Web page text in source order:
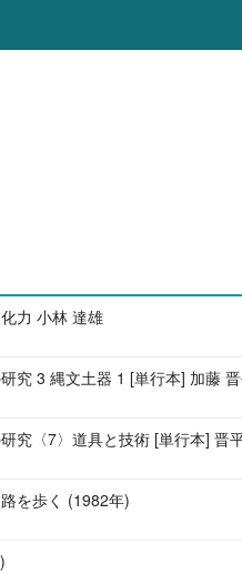
力 小林 達雄
究 3 縄文土器 1 [単行本] 加藤
究〈7〉道具と技術 [単行本] 晋
を歩く (1982年)